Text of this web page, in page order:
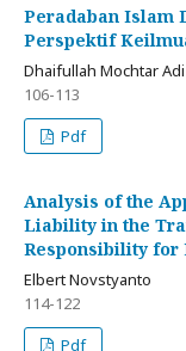
Peradaban Islam
Perspektif
Dhaifullah Mochtar
106-113
Pdf
Analysis of the
Liability in the
Responsibility for
Elbert Novstyanto
114-122
Pdf